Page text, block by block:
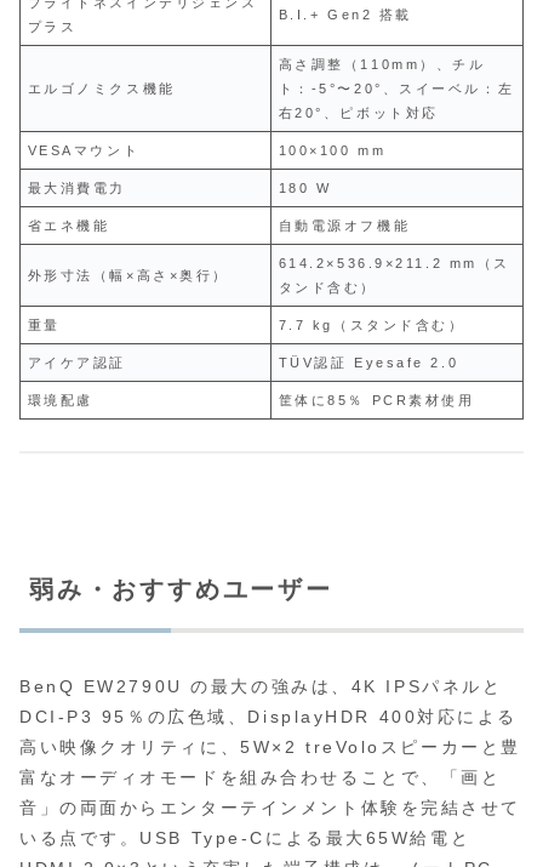
ブライトネスインテリジェンス
プラス
B.I.+ Gen2 搭載
エルゴノミクス機能
高さ調整（110mm）、チル
ト：-5°〜20°、スイーベル：左
右20°、ピボット対応
VESAマウント 100×100 mm
最大消費電力 180 W
省エネ機能 自動電源オフ機能
外形寸法（幅×高さ×奥行）
614.2×536.9×211.2 mm（ス
タンド含む）
重量 7.7 kg（スタンド含む）
アイケア認証 TÜV認証 Eyesafe 2.0
環境配慮 筐体に85％ PCR素材使用
弱み・おすすめユーザー
BenQ EW2790U の最大の強みは、4K IPSパネルと
DCI-P3 95％の広色域、DisplayHDR 400対応による
高い映像クオリティに、5W×2 treVoloスピーカーと豊
富なオーディオモードを組み合わせることで、「画と
音」の両面からエンターテインメント体験を完結させて
いる点です。USB Type-Cによる最大65W給電と